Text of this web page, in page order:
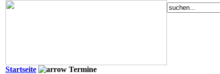
Startseite Termine